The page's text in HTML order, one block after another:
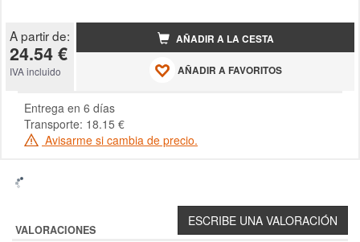
A partir de:
24.54 €
IVA incluido
AÑADIR A LA CESTA
AÑADIR A FAVORITOS
Entrega en 6 días
Transporte: 18.15 €
Avisarme si cambia de precio.
VALORACIONES